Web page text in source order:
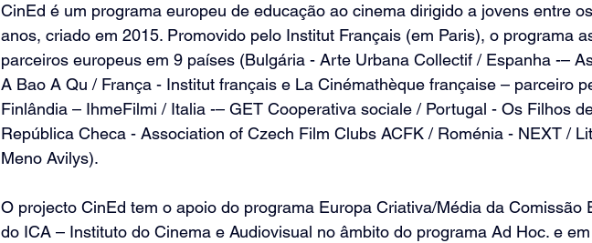
CinEd é um programa europeu de educação ao cinema dirigido a jovens entre
anos, criado em 2015. Promovido pelo Institut Français (em Paris), o programa
parceiros europeus em 9 países (Bulgária - Arte Urbana Collectif / Espanha -–
A Bao A Qu / França - Institut français e La Cinémathèque française – parceiro
Finlândia – IhmeFilmi / Italia -– GET Cooperativa sociale / Portugal - Os Filhos
República Checa - Association of Czech Film Clubs ACFK / Roménia - NEXT /
Meno Avilys).
O projecto CinEd tem o apoio do programa Europa Criativa/Média da Comissão
do ICA – Instituto do Cinema e Audiovisual no âmbito do programa Ad Hoc. e